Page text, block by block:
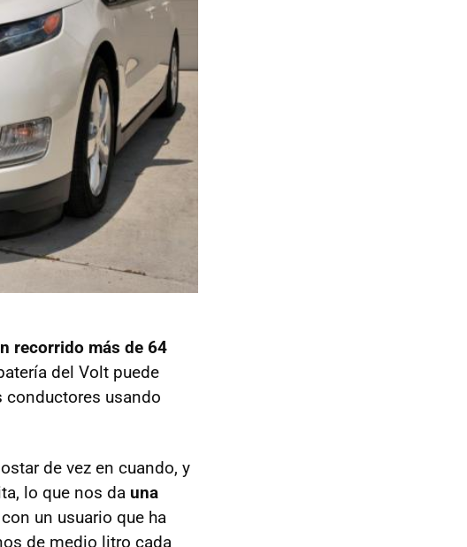
recorrido más de 64
del Volt puede
conductores usando
de vez en cuando, y
lo que nos da una
un usuario que ha
de medio litro cada